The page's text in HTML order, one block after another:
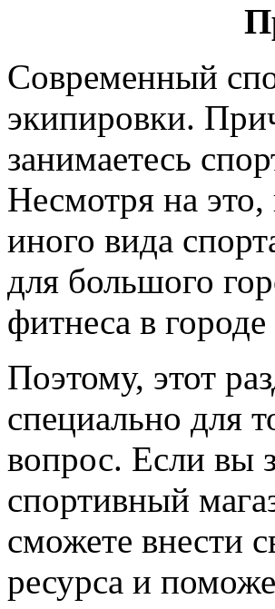
Современный
экипировки.
занимаетесь
Несмотря на
иного вида
для большого
фитнеса в
Поэтому, этот
специально для
вопрос. Если вы
спортивный
сможете внести
ресурса и